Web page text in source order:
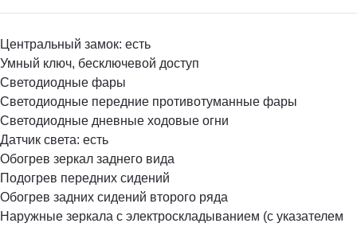
Центральный замок: есть
Умный ключ, бесключевой доступ
Светодиодные фары
Светодиодные передние противотуманные фары
Светодиодные дневные ходовые огни
Датчик света: есть
Обогрев зеркал заднего вида
Подогрев передних сидений
Обогрев задних сидений второго ряда
Наружные зеркала с электроскладыванием (с указателем